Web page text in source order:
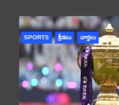
SPORTS క్రీడలు వార్తలు